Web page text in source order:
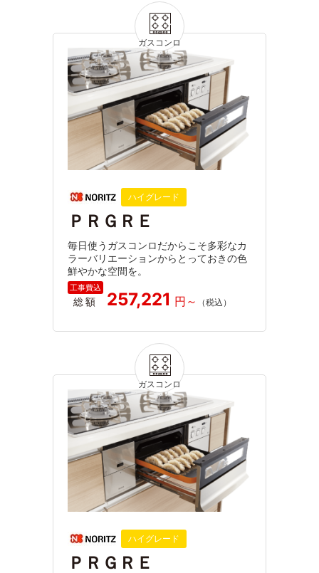
ハイグレード
ＰＲＧＲＥ
毎日使うガスコンロだからこそ多彩なカ
ラーバリエーションからとっておきの色
鮮やかな空間を。
総額 257,221
ハイグレード
ＰＲＧＲＥ